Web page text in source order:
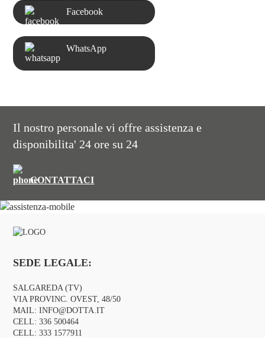
Facebook
WhatsApp
Il nostro personale vi offre assistenza e
disponibilita' 24 ore su 24
CONTATTACI
SEDE LEGALE:
SALGAREDA (TV)
VIA PROVINC. OVEST, 48/50
MAIL:INFO@DOTTA.IT
CELL:336 500464
CELL:333 1577911